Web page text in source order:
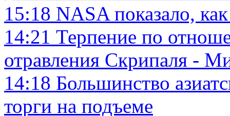
15:18 NASA показало,
14:21 Терпение по
отравления Скрипаля -
14:18 Большинство
торги на подъеме